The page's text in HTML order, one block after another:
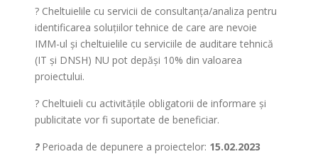
? Cheltuielile cu servicii de consultanța/analiza pentru
identificarea soluțiilor tehnice de care are nevoie
IMM-ul și cheltuielile cu serviciile de auditare tehnică
(IT și DNSH) NU pot depăși 10% din valoarea
proiectului.
? Cheltuieli cu activitățile obligatorii de informare și
publicitate vor fi suportate de beneficiar.
? Perioada de depunere a proiectelor: 15.02.2023